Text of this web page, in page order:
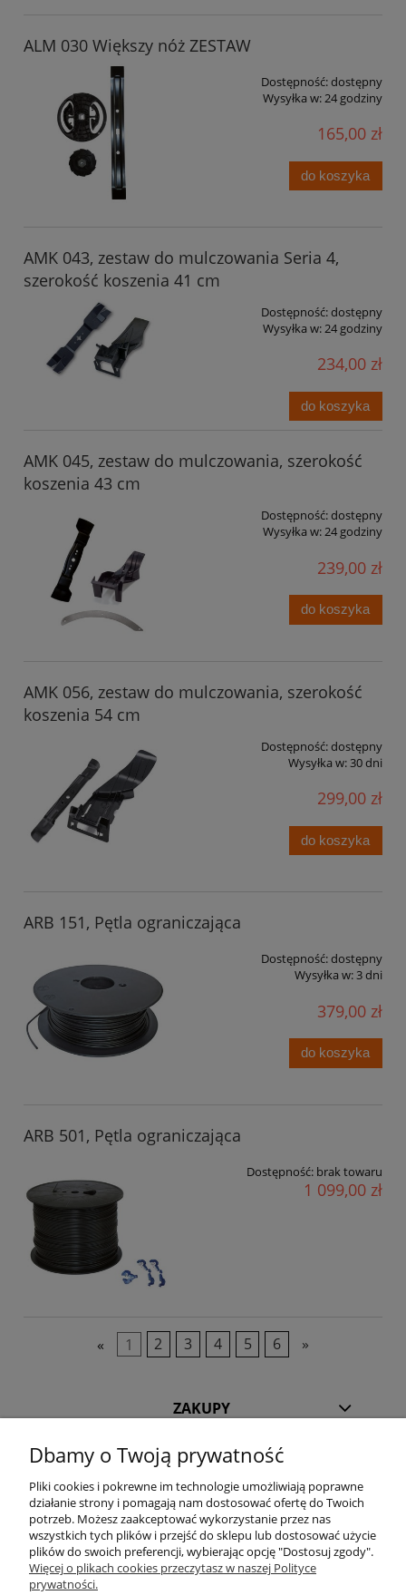
ALM 030 Większy nóż ZESTAW
Dostępność:dostępny
Wysyłka w: 24 godziny
165,00 zł
do koszyka
AMK 043, zestaw do mulczowania Seria 4,
szerokość koszenia 41 cm
Dostępność:dostępny
Wysyłka w:24 godziny
234,00 zł
do koszyka
AMK 045, zestaw do mulczowania, szerokość
koszenia 43 cm
Dostępność:dostępny
Wysyłka w:24 godziny
239,00 zł
do koszyka
AMK 056, zestaw do mulczowania, szerokość
koszenia 54 cm
Dostępność:dostępny
Wysyłka w:30 dni
299,00 zł
do koszyka
ARB 151, Pętla ograniczająca
Dostępność:dostępny
Wysyłka w:3 dni
379,00 zł
do koszyka
ARB 501, Pętla ograniczająca
Dostępność: brak towaru
1 099,00 zł
« 1 2 3 4 5 6 »
ZAKUPY
POMOC
INFORMACJE
KILKA SŁÓW O NAS
Dbamy o Twoją prywatność
Pliki cookies i pokrewne im technologie umożliwiają poprawne
działanie strony i pomagają nam dostosować ofertę do Twoich
potrzeb. Możesz zaakceptować wykorzystanie przez nas
wszystkich tych plików i przejść do sklepu lub dostosować użycie
plików do swoich preferencji, wybierając opcję "Dostosuj zgody".
Więcej o plikach cookies przeczytasz w naszej Polityce
prywatności.